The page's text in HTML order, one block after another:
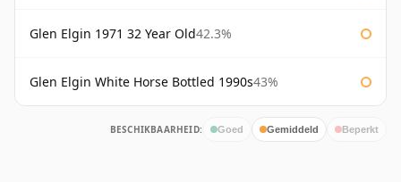
Glen Elgin 1971 32 Year Old42.3%
Glen Elgin White Horse Bottled 1990s43%
BESCHIKBAARHEID: Goed Gemiddeld Beperkt